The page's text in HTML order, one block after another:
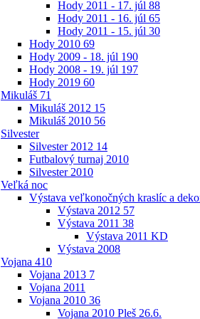
Hody 2011 - 17. júl 88
Hody 2011 - 16. júl 65
Hody 2011 - 15. júl 30
Hody 2010 69
Hody 2009 - 18. júl 190
Hody 2008 - 19. júl 197
Hody 2019 60
Mikuláš 71
Mikuláš 2012 15
Mikuláš 2010 56
Silvester
Silvester 2012 14
Futbalový turnaj 2010
Silvester 2010
Veľká noc
Výstava veľkonočných kraslíc a
Výstava 2012 57
Výstava 2011 38
Výstava 2011 KD
Výstava 2008
Vojana 410
Vojana 2013 7
Vojana 2011
Vojana 2010 36
Vojana 2010 Pleš 26.6.